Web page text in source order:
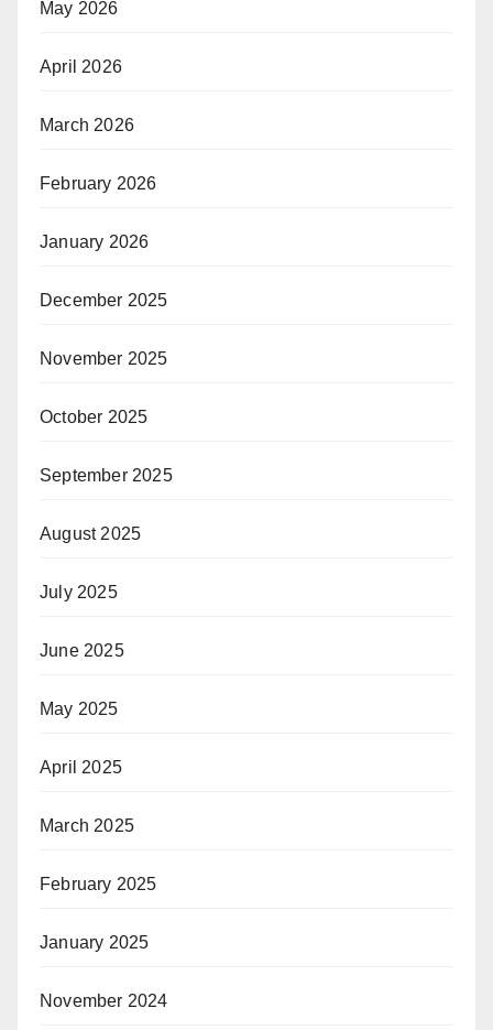
May 2026
April 2026
March 2026
February 2026
January 2026
December 2025
November 2025
October 2025
September 2025
August 2025
July 2025
June 2025
May 2025
April 2025
March 2025
February 2025
January 2025
November 2024